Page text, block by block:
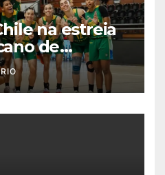
na estreia
de